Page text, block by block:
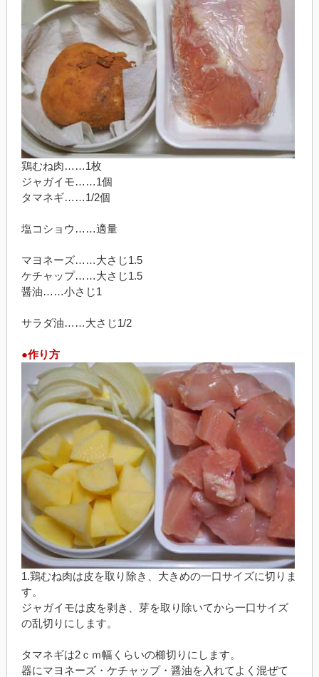
鶏むね肉……1枚
ジャガイモ……1個
タマネギ……1/2個
塩コショウ……適量
マヨネーズ……大さじ1.5
ケチャップ……大さじ1.5
醤油……小さじ1
サラダ油……大さじ1/2
●作り方
1.鶏むね肉は皮を取り除き、大きめの一口サイズに切りま
す。
ジャガイモは皮を剥き、芽を取り除いてから一口サイズ
の乱切りにします。
タマネギは2ｃｍ幅くらいの櫛切りにします。
器にマヨネーズ・ケチャップ・醤油を入れてよく混ぜて